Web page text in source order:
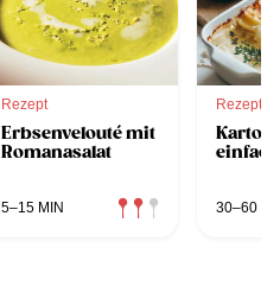
Rezept
Erbsenvelouté mit
Romanasalat
5–15 MIN
Rezept
30–60